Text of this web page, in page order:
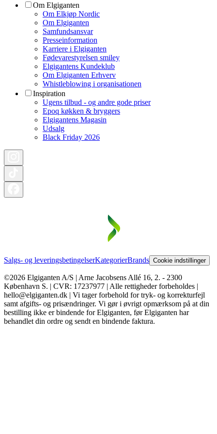
Om Elgiganten
Om Elkjøp Nordic
Om Elgiganten
Samfundsansvar
Presseinformation
Karriere i Elgiganten
Fødevarestyrelsen smiley
Elgigantens Kundeklub
Om Elgiganten Erhverv
Whistleblowing i organisationen
Inspiration
Ugens tilbud - og andre gode priser
Epoq køkken & bryggers
Elgigantens Magasin
Udsalg
Black Friday 2026
Salgs- og leveringsbetingelserKategorierBrands Cookie indstillinger
©2026 Elgiganten A/S | Arne Jacobsens Allé 16, 2. - 2300
København S. | CVR: 17237977 | Alle rettigheder forbeholdes |
hello@elgiganten.dk | Vi tager forbehold for tryk- og korrekturfejl
samt afgifts- og prisændringer. Vi gør i øvrigt opmærksom på at din
bestilling ikke er bindende for Elgiganten, før Elgiganten har
behandlet din ordre og sendt en bindende faktura.